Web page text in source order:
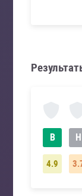
Н
В
4.9